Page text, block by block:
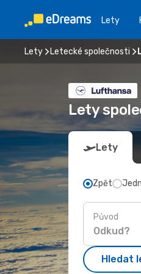
Lety
Lety Letecké společnosti
Lety
Lety
Zpět
Původ
Hledat